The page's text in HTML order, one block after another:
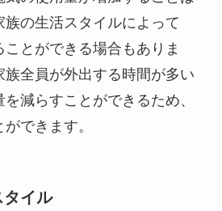
の生活スタイルによって
とができる場合もありま
全員が外出する時間が多い
減らすことができるため、
できます。
タイル